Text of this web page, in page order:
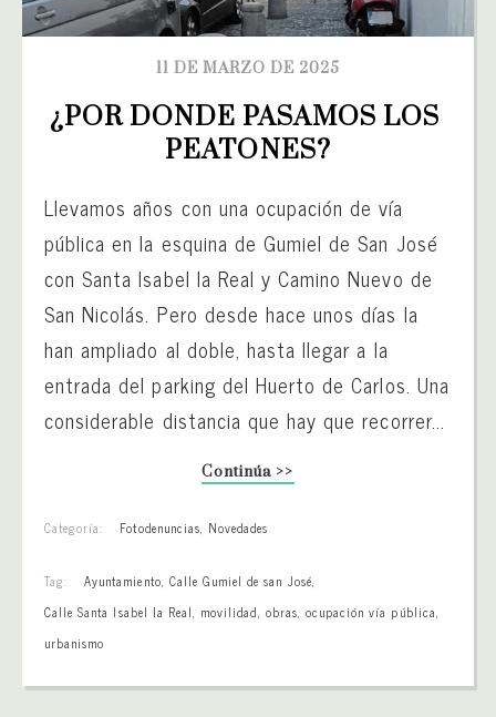
11 DE MARZO DE 2025
¿POR DONDE PASAMOS LOS
PEATONES?
Llevamos años con una ocupación de vía
pública en la esquina de Gumiel de San José
con Santa Isabel la Real y Camino Nuevo de
San Nicolás. Pero desde hace unos días la
han ampliado al doble, hasta llegar a la
entrada del parking del Huerto de Carlos. Una
considerable distancia que hay que recorrer...
Continúa >>
Categoría: Fotodenuncias, Novedades
Tag: Ayuntamiento, Calle Gumiel de san José,
Calle Santa Isabel la Real, movilidad, obras, ocupación vía pública,
urbanismo